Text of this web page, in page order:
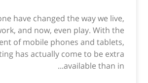
have changed the way we live,
and now, even play. With the
of mobile phones and tablets,
has actually come to be extra
available than in...